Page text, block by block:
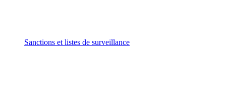
Sanctions et listes de surveillance